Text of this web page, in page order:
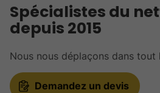
Spécialistes du
depuis 2015
Nous nous déplaçons dans tout
Demandez un devis